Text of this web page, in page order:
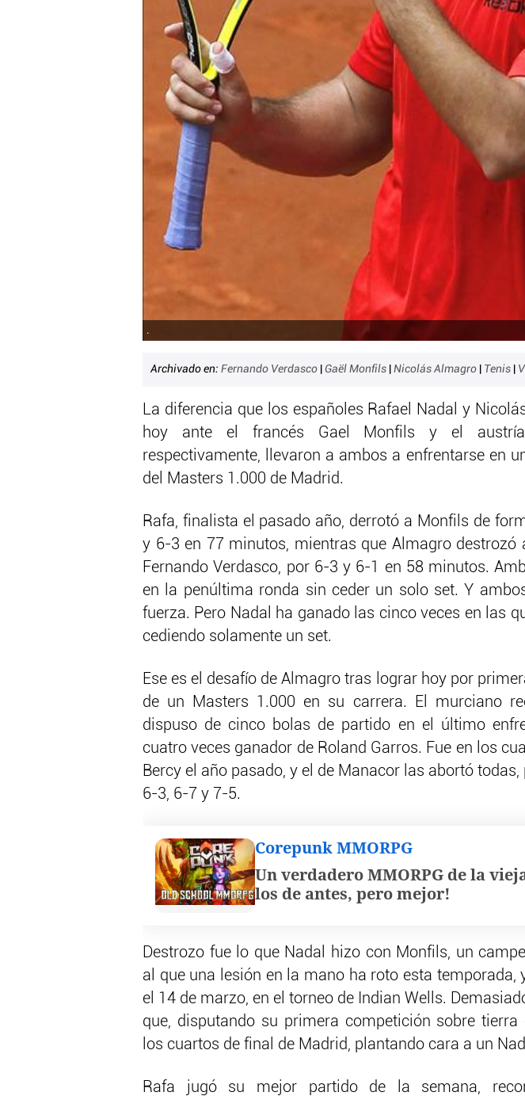
.
Archivado en: Fernando Verdasco Gaël Monfils Nicolás Almagro Tenis
La diferencia que los españoles Rafael Nadal y
hoy ante el francés Gael Monfils y el
respectivamente, llevaron a ambos a enfrentarse en
del Masters 1.000 de Madrid.
Rafa, finalista el pasado año, derrotó a Monfils de
y 6-3 en 77 minutos, mientras que Almagro destrozó
Fernando Verdasco, por 6-3 y 6-1 en 58 minutos.
en la penúltima ronda sin ceder un solo set. Y
fuerza. Pero Nadal ha ganado las cinco veces en las
cediendo solamente un set.
Ese es el desafío de Almagro tras lograr hoy por
de un Masters 1.000 en su carrera. El murciano
dispuso de cinco bolas de partido en el último
cuatro veces ganador de Roland Garros. Fue en los
Bercy el año pasado, y el de Manacor las abortó
6-3, 6-7 y 7-5.
Corepunk MMORPG
Un verdadero MMORPG de la
los de antes, pero mejor!
Destrozo fue lo que Nadal hizo con Monfils, un
al que una lesión en la mano ha roto esta temporada,
el 14 de marzo, en el torneo de Indian Wells.
que, disputando su primera competición sobre
los cuartos de final de Madrid, plantando cara a un
Rafa jugó su mejor partido de la semana,